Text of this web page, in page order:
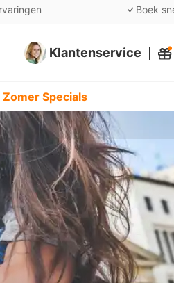
Boek
Klantenservice
Specials